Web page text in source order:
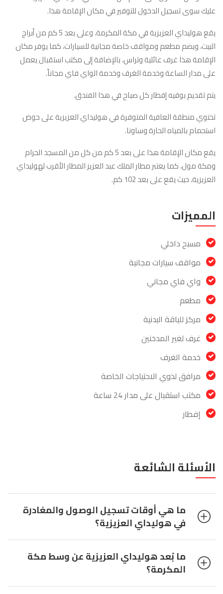
عليك سوى تسجيل الدخول للتوفير في مكان الإقامة هذا.
يقع هوليداي العزيزية في مكة المكرمة، وعلى بعد 5 كم من أبراج
البيت، ويضم مطعم ومواقف خاصة مجانية للسيارات، كما يوفر مكان
الإقامة هذا غرف عائلية وتراس، بالإضافة إلى مكتب استقبال يعمل
على مدار الساعة وخدمة الغرف وخدمة الواي فاي مجاناً.
يتم تقديم بوفيه إفطار كل صباح في هذا الفندق.
تحتوي منطقة العافية المتوفرة في هوليداي العزيزية على حوض
استحمام بالمياه الحارة وساونا.
يقع مكان الإقامة هذا على بعد 5 كم من كل من المسجد الحرام
ومكة مول، كما يعتبر مطار الملك عبد العزيز المطار الأقرب لهوليداي
العزيزية، حيث يقع على بعد 102 كم.
المميزات
مسبح داخلي
مواقف سيارات مجانية
واي فاي مجاني
مطعم
مركز للياقة البدنية
غرف لغير المدخنين
خدمة الغرف
مرافق لذوي الاحتياجات الخاصة
مكتب استقبال على مدار 24 ساعة
إفطار
الأسئلة الشائعة
ما هي أوقات تسجيل الوصول والمغادرة
في هوليداي العزيزية؟
ما بُعد هوليداي العزيزية عن وسط مكة
المكرمة؟